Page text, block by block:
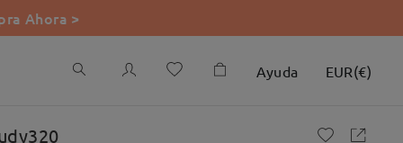
Ahora >
Ayuda EUR(€)